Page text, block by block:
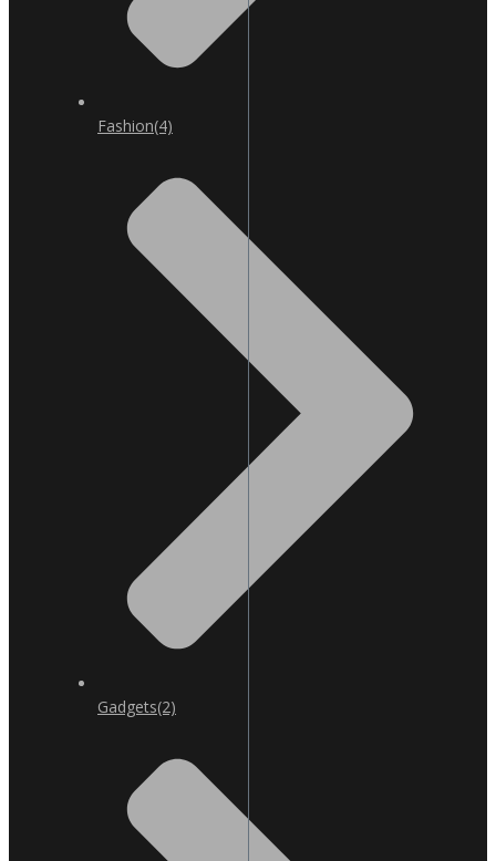
Fashion(4)
Gadgets(2)